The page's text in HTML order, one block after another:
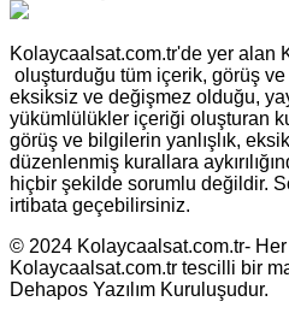
Kolaycaalsat.com.tr'de yer alan
oluşturduğu tüm içerik, görüş
eksiksiz ve değişmez olduğu,
yükümlülükler içeriği oluşturan
görüş ve bilgilerin yanlışlık,
düzenlenmiş kurallara
hiçbir şekilde sorumlu değildir.
irtibata geçebilirsiniz.
© 2024 Kolaycaalsat.com.tr- Her
Kolaycaalsat.com.tr tescilli bir
Dehapos Yazılım Kuruluşudur.